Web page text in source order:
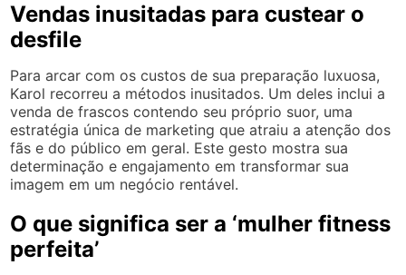
Vendas inusitadas para custear o
desfile
Para arcar com os custos de sua preparação luxuosa,
Karol recorreu a métodos inusitados. Um deles inclui a
venda de frascos contendo seu próprio suor, uma
estratégia única de marketing que atraiu a atenção dos
fãs e do público em geral. Este gesto mostra sua
determinação e engajamento em transformar sua
imagem em um negócio rentável.
O que significa ser a ‘mulher fitness
perfeita’